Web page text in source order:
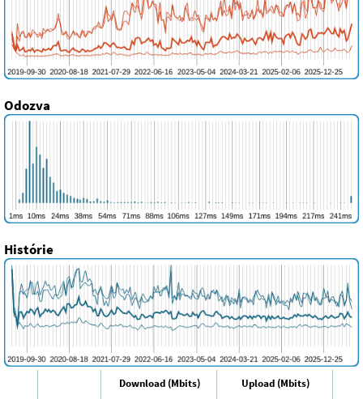
Odozva
Histórie
Download (Mbits) Upload (Mbits)